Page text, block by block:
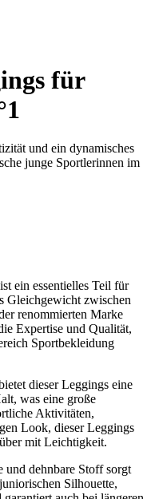
für
und ein dynamisches
junge Sportlerinnen im
ein essentielles Teil für
Gleichgewicht zwischen
renommierten Marke
Expertise und Qualität,
Sportbekleidung
dieser Leggings eine
was eine große
Aktivitäten,
Look, dieser Leggings
mit Leichtigkeit.
und dehnbare Stoff sorgt
Silhouette,